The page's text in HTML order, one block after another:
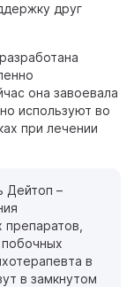
друг
она завоевала
используют во
при лечении
Дейтоп –
в
в замкнутом